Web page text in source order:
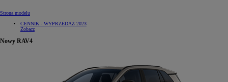
Strona modelu
CENNIK - WYPRZEDAŻ 2023
Zobacz
Nowy RAV4